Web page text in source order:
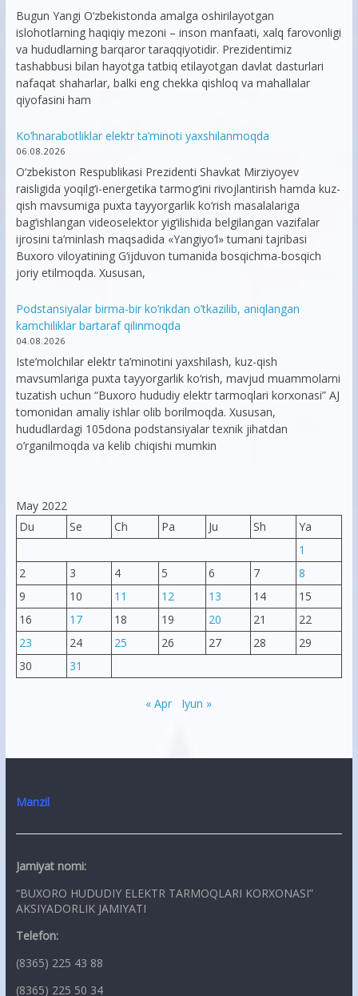
Bugun Yangi O‘zbekistonda amalga oshirilayotgan
islohotlarning haqiqiy mezoni – inson manfaati, xalq farovonligi
va hududlarning barqaror taraqqiyotidir. Prezidentimiz
tashabbusi bilan hayotga tatbiq etilayotgan davlat dasturlari
nafaqat shaharlar, balki eng chekka qishloq va mahallalar
qiyofasini ham
Ko’hnarabotliklar elektr ta’minoti yaxshilanmoqda
06.08.2026
O‘zbekiston Respublikasi Prezidenti Shavkat Mirziyoyev
raisligida yoqilg‘i-energetika tarmog‘ini rivojlantirish hamda kuz-
qish mavsumiga puxta tayyorgarlik ko‘rish masalalariga
bag‘ishlangan videoselektor yig‘ilishida belgilangan vazifalar
ijrosini ta’minlash maqsadida «Yangiyo‘l» tumani tajribasi
Buxoro viloyatining G‘ijduvon tumanida bosqichma-bosqich
joriy etilmoqda. Xususan,
Podstansiyalar birma-bir ko’rikdan o’tkazilib, aniqlangan
kamchiliklar bartaraf qilinmoqda
04.08.2026
Iste’molchilar elektr ta’minotini yaxshilash, kuz-qish
mavsumlariga puxta tayyorgarlik ko‘rish, mavjud muammolarni
tuzatish uchun “Buxoro hududiy elektr tarmoqlari korxonasi” AJ
tomonidan amaliy ishlar olib borilmoqda. Xususan,
hududlardagi 105dona podstansiyalar texnik jihatdan
o’rganilmoqda va kelib chiqishi mumkin
May 2022
Du
Se Ch Pa Ju Sh
Ya
1
2
3 4 5 6 7
8
9
10 11 12 13 14
15
16
17 18 19 20 21
22
23
24 25 26 27 28
29
30
31
« Apr Iyun »
Manzil
Jamiyat nomi:
“BUXORO HUDUDIY ELEKTR TARMOQLARI KORXONASI”
AKSIYADORLIK JAMIYATI
Telefon:
(8365) 225 43 88
(8365) 225 50 34